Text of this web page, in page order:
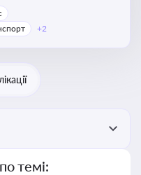
допомоги, що
критично
+2
темі: